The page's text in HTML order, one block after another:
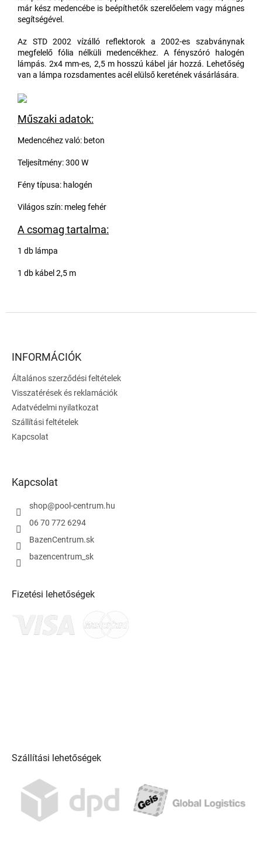
már kész medencébe is beépíthetők szerelőelem vagy mágnes
segítségével.
Az STD 2002 vízálló reflektorok a 2002-es szabványnak
megfelelő fólia nélküli medencékhez. A fényszóró halogén
lámpás. 2x4 mm-es, 2,5 m hosszú kábel jár hozzá. Lehetőség
van a lámpa rozsdamentes acél elülső keretének vásárlására.
Műszaki adatok:
Medencéhez való: beton
Teljesítmény: 300 W
Fény típusa: halogén
Világos szín: meleg fehér
A csomag tartalma:
1 db lámpa
1 db kábel 2,5 m
INFORMÁCIÓK
Általános szerződési feltételek
Visszatérések és reklamációk
Adatvédelmi nyilatkozat
Szállítási feltételek
Kapcsolat
Kapcsolat
shop@pool-centrum.hu
06 70 772 6294
BazenCentrum.sk
bazencentrum_sk
Fizetési lehetőségek
Szállítási lehetőségek